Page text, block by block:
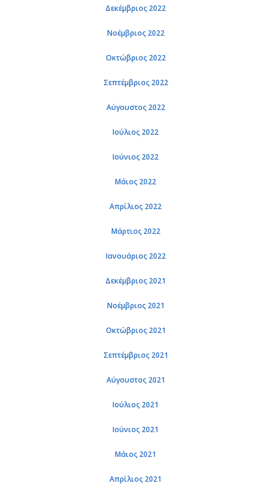
Δεκέμβριος 2022
Νοέμβριος 2022
Οκτώβριος 2022
Σεπτέμβριος 2022
Αύγουστος 2022
Ιούλιος 2022
Ιούνιος 2022
Μάιος 2022
Απρίλιος 2022
Μάρτιος 2022
Ιανουάριος 2022
Δεκέμβριος 2021
Νοέμβριος 2021
Οκτώβριος 2021
Σεπτέμβριος 2021
Αύγουστος 2021
Ιούλιος 2021
Ιούνιος 2021
Μάιος 2021
Απρίλιος 2021